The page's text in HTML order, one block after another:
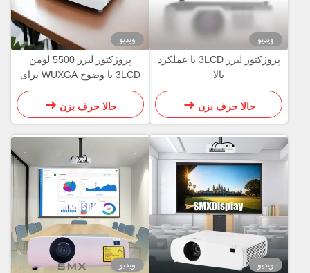
ویدیو
پروژکتور لیزر 3LCD با عملکرد
بالا
حالا حرف بزن
ویدیو
پروژکتور لیزر 5500 لومن
3LCD با وضوح WUXGA برای
کسب و کار
حالا حرف بزن
ویدیو ویدیو